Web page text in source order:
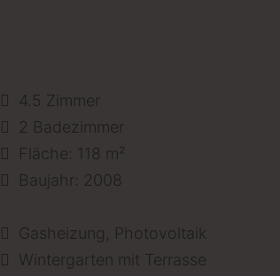
4.5 Zimmer
2 Badezimmer
Fläche: 118 m²
Baujahr: 2008
Gasheizung, Photovoltaik
Wintergarten mit Terrasse